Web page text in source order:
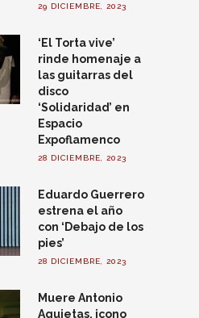
29 DICIEMBRE, 2023
‘El Torta vive’
rinde homenaje a
las guitarras del
disco
‘Solidaridad’ en
Espacio
Expoflamenco
28 DICIEMBRE, 2023
Eduardo Guerrero
estrena el año
con ‘Debajo de los
pies’
28 DICIEMBRE, 2023
Muere Antonio
Agujetas, icono